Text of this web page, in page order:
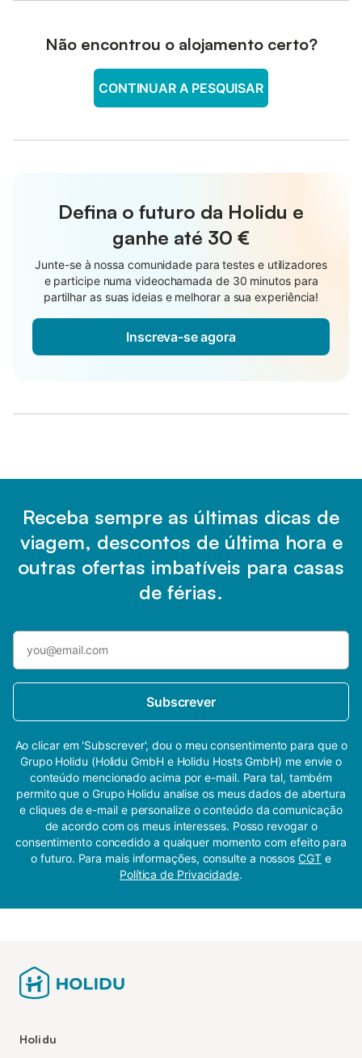
Não encontrou o alojamento certo?
CONTINUAR A PESQUISAR
Defina o futuro da Holidu e
ganhe até 30 €
Junte-se à nossa comunidade para testes e utilizadores
e participe numa videochamada de 30 minutos para
partilhar as suas ideias e melhorar a sua experiência!
Inscreva-se agora
Receba sempre as últimas dicas de
viagem, descontos de última hora e
outras ofertas imbatíveis para casas
de férias.
Subscrever
Ao clicar em 'Subscrever', dou o meu consentimento para que o
Grupo Holidu (Holidu GmbH e Holidu Hosts GmbH) me envie o
conteúdo mencionado acima por e-mail. Para tal, também
permito que o Grupo Holidu analise os meus dados de abertura
e cliques de e-mail e personalize o conteúdo da comunicação
de acordo com os meus interesses. Posso revogar o
consentimento concedido a qualquer momento com efeito para
o futuro. Para mais informações, consulte a nossosCGTe
Política de Privacidade.
Holidu